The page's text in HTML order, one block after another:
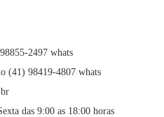
2497 whats
(41) 98419-4807 whats
das 9:00 as 18:00 horas